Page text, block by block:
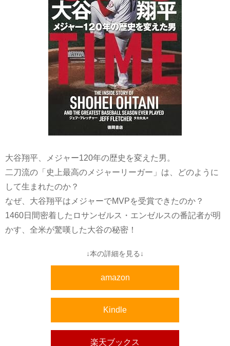
大谷翔平、メジャー120年の歴史を変えた男。
二刀流の「史上最高のメジャーリーガー」は、どのように
して生まれたのか？
なぜ、大谷翔平はメジャーでMVPを受賞できたのか？
1460日間密着したロサンゼルス・エンゼルスの番記者が明
かす、全米が驚嘆した大谷の秘密！
↓本の詳細を見る↓
amazon
Kindle
楽天ブックス